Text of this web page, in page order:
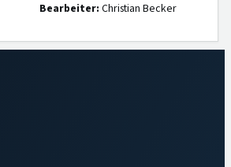
Bearbeiter: Christian Becker